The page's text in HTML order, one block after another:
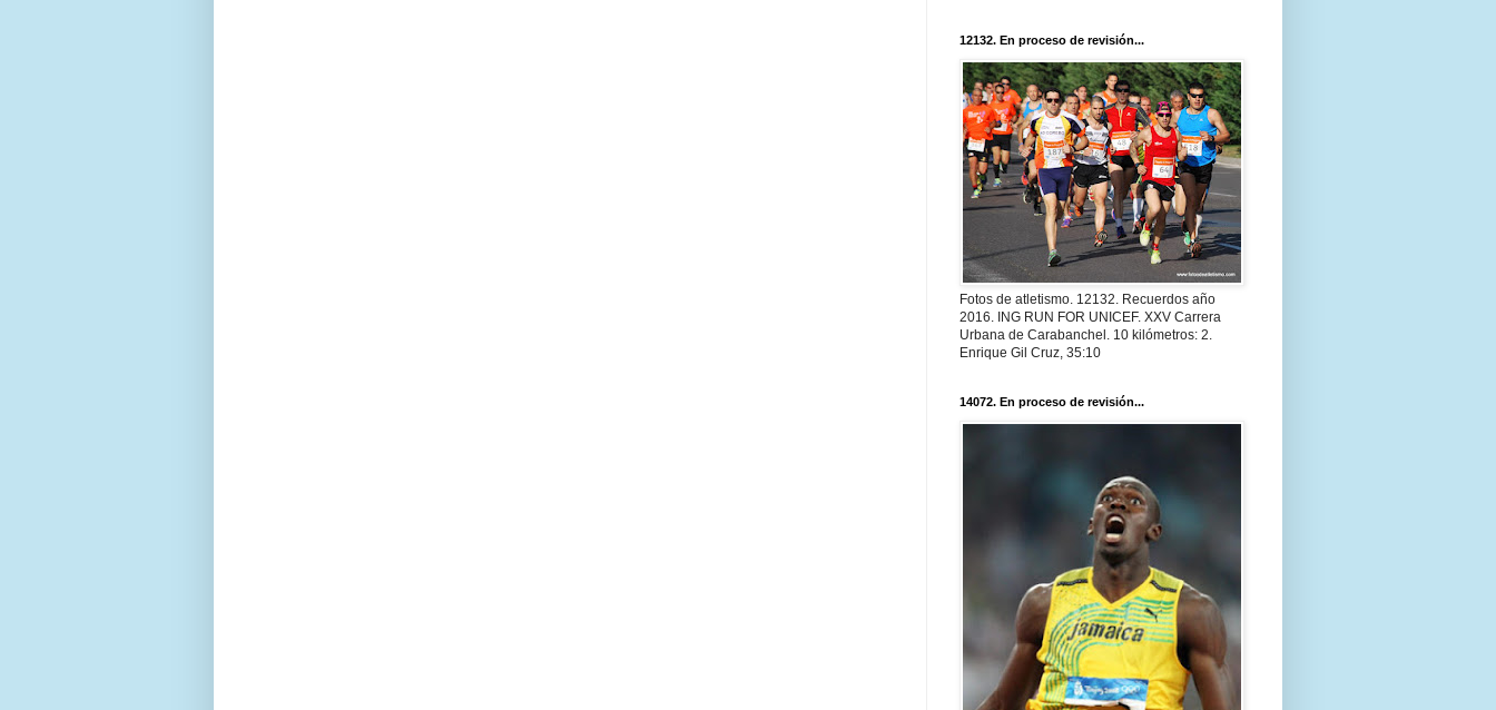
12132. En proceso de revisión...
Fotos de atletismo. 12132. Recuerdos año
2016. ING RUN FOR UNICEF. XXV Carrera
Urbana de Carabanchel. 10 kilómetros: 2.
Enrique Gil Cruz, 35:10
14072. En proceso de revisión...